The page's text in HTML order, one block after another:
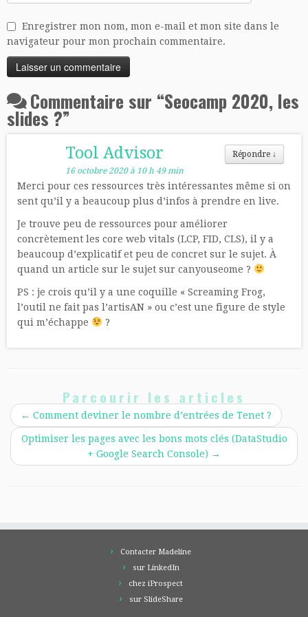
Enregistrer mon nom, mon e-mail et mon site dans le
navigateur pour mon prochain commentaire.
Commentaire sur “Seocamp 2020, les
slides ?”
Répondre ↓
Tool Advisor
16 octobre 2020 à 10 h 49 min
Merci pour ces ressources très intéressantes même si on
sent qu’il y a beaucoup plus d’infos à prendre en live.
Je trouve peu de ressources pour améliorer
concrètement les core web vitals (LCP, FID, CLS), il y a
beaucoup d’explicatif et peu de concret sur le sujet. À
quand un article sur le sujet sur canyouseome ?
PS : je crois qu’il y a une coquille « Screaming Frog,
l’outil ne fait pas l’artisAN » ou c’est une figure de style
qui m’échappe
?
Parcourir les articles
← Comment deviner le nombre d’entrées de Tenet ?
Optimiser les pages avec les bons mots clés (DataStudio
+ Google Search Console) →
Contacter Madeline
sur LinkedIn
chez iProspect
sur SlideShare